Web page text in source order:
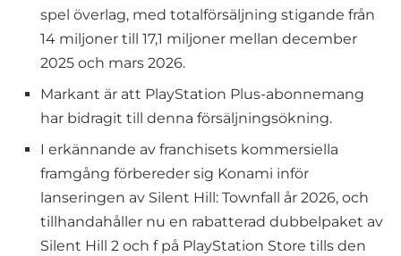
spel överlag, med totalförsäljning stigande från
14 miljoner till 17,1 miljoner mellan december
2025 och mars 2026.
Markant är att PlayStation Plus-abonnemang
har bidragit till denna försäljningsökning.
I erkännande av franchisets kommersiella
framgång förbereder sig Konami inför
lanseringen av Silent Hill: Townfall år 2026, och
tillhandahåller nu en rabatterad dubbelpaket av
Silent Hill 2 och f på PlayStation Store tills den